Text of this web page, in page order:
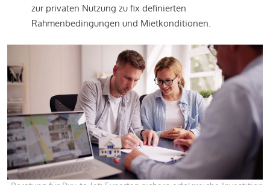
zur privaten Nutzung zu fix definierten
Rahmenbedingungen und Mietkonditionen.